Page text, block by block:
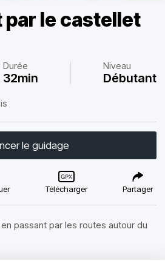
par le castellet
Durée
32min
Niveau
Débutant
le guidage
Télécharger Partager
passant par les routes autour du